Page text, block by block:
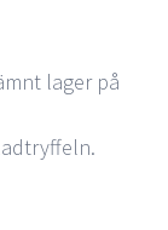
lager på